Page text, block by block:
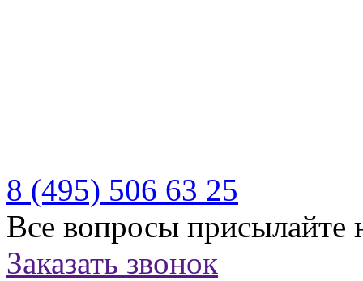
8 (495) 506 63 25
Все вопросы присылайте
Заказать звонок